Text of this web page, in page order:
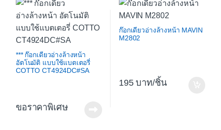
*** ก๊อกเดี่ยวอ่างล้างหน้า
อัตโนมัติ แบบใช้แบตเตอรี่
COTTO CT4924DC#SA
ขอราคาพิเศษ
ก๊อกเดี่ยวอ่างล้างหน้า MAVIN
M2802
195 /ชิ้น